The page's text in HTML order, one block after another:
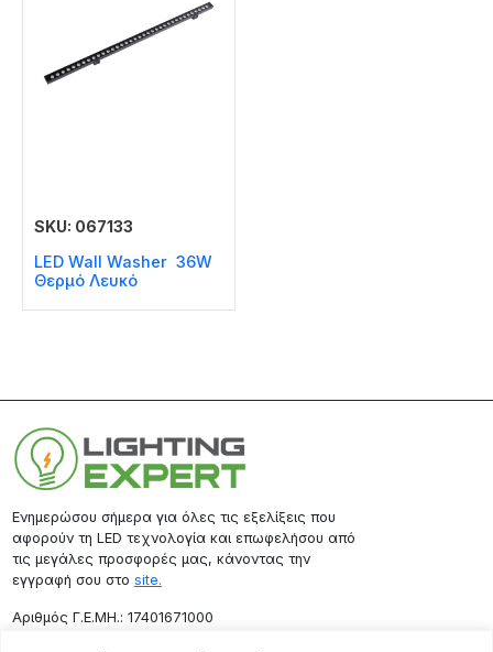
SKU: 067133
LED Wall Washer 36W
Θερμό Λευκό
Ενημερώσου σήμερα για όλες τις εξελίξεις που
αφορούν τη LED τεχνολογία και επωφελήσου από
τις μεγάλες προσφορές μας, κάνοντας την
εγγραφή σου στο site.
Aριθμός Γ.Ε.ΜΗ.: 17401671000